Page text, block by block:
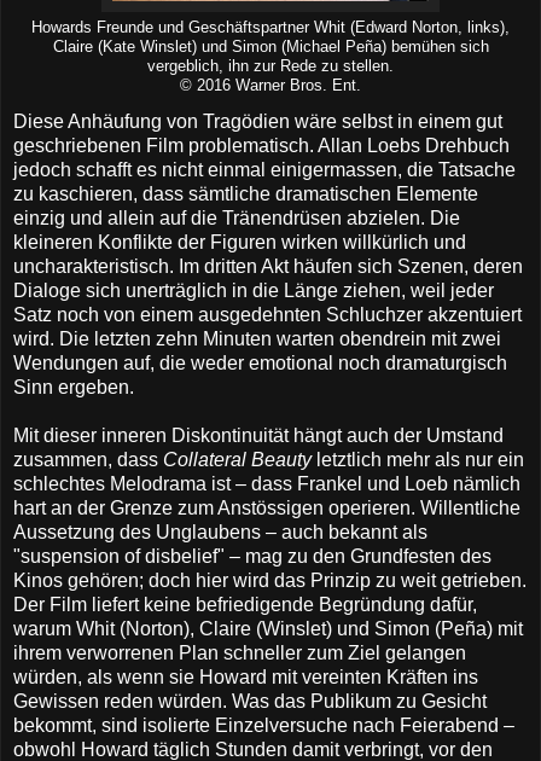
Howards Freunde und Geschäftspartner Whit (Edward Norton, links),
Claire (Kate Winslet) und Simon (Michael Peña) bemühen sich
vergeblich, ihn zur Rede zu stellen.
© 2016 Warner Bros. Ent.
Diese Anhäufung von Tragödien wäre selbst in einem gut
geschriebenen Film problematisch. Allan Loebs Drehbuch
jedoch schafft es nicht einmal einigermassen, die Tatsache
zu kaschieren, dass sämtliche dramatischen Elemente
einzig und allein auf die Tränendrüsen abzielen. Die
kleineren Konflikte der Figuren wirken willkürlich und
uncharakteristisch. Im dritten Akt häufen sich Szenen, deren
Dialoge sich unerträglich in die Länge ziehen, weil jeder
Satz noch von einem ausgedehnten Schluchzer akzentuiert
wird. Die letzten zehn Minuten warten obendrein mit zwei
Wendungen auf, die weder emotional noch dramaturgisch
Sinn ergeben.
Mit dieser inneren Diskontinuität hängt auch der Umstand
zusammen, dass Collateral Beautyletztlich mehr als nur ein
schlechtes Melodrama ist – dass Frankel und Loeb nämlich
hart an der Grenze zum Anstössigen operieren. Willentliche
Aussetzung des Unglaubens – auch bekannt als
"suspension of disbelief" – mag zu den Grundfesten des
Kinos gehören; doch hier wird das Prinzip zu weit getrieben.
Der Film liefert keine befriedigende Begründung dafür,
warum Whit (Norton), Claire (Winslet) und Simon (Peña) mit
ihrem verworrenen Plan schneller zum Ziel gelangen
würden, als wenn sie Howard mit vereinten Kräften ins
Gewissen reden würden. Was das Publikum zu Gesicht
bekommt, sind isolierte Einzelversuche nach Feierabend –
obwohl Howard täglich Stunden damit verbringt, vor den